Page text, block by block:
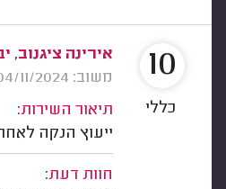
אירינה ציגנוב,
משוב: 04/11/2024
תיאור השירות:
ייעוץ הנקה
חוות דעת:
10
כללי